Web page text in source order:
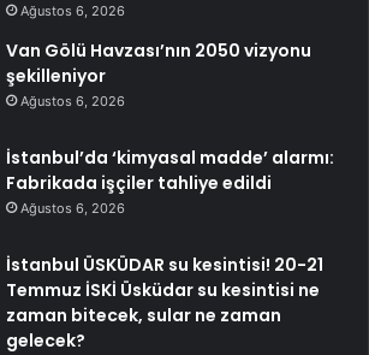
Ağustos 6, 2026
Van Gölü Havzası’nın 2050 vizyonu
şekilleniyor
Ağustos 6, 2026
İstanbul’da ‘kimyasal madde’ alarmı:
Fabrikada işçiler tahliye edildi
Ağustos 6, 2026
İstanbul ÜSKÜDAR su kesintisi! 20-21
Temmuz İSKİ Üsküdar su kesintisi ne
zaman bitecek, sular ne zaman
gelecek?